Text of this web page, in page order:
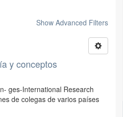
Show Advanced Filters
y conceptos
ges-International Research
de colegas de varios países